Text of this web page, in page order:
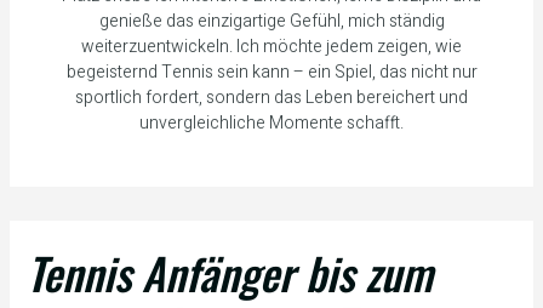
genieße das einzigartige Gefühl, mich ständig
weiterzuentwickeln. Ich möchte jedem zeigen, wie
begeisternd Tennis sein kann – ein Spiel, das nicht nur
sportlich fordert, sondern das Leben bereichert und
unvergleichliche Momente schafft.
Tennis Anfänger bis zum